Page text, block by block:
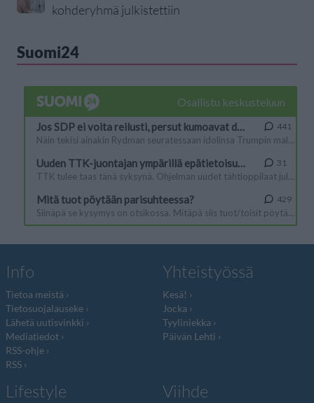
kohderyhmä julkistettiin
Suomi24
Info
Tietoa meistä
Tietosuojalauseke
Lähetä uutisvinkki
Mediatiedot
RSS-ohje
RSS
Yhteistyössä
Kesä!
Jocka
Tyyliniekka
Päivän Lehti
Lifestyle Viihde